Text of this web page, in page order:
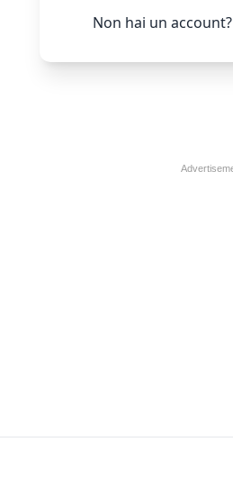
Non hai un account?